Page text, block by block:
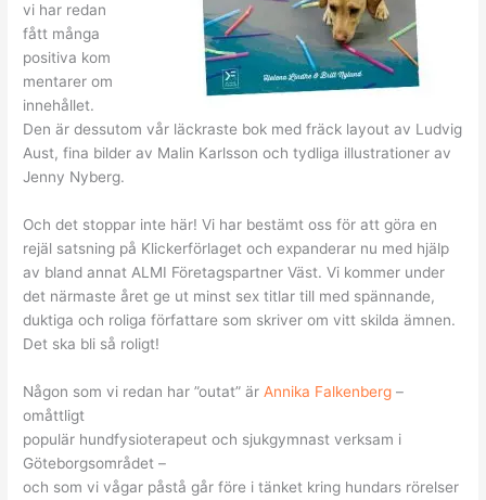
vi har redan
fått många
positiva kom
mentarer om
innehållet.
Den är dessutom vår läckraste bok med fräck layout av Ludvig
Aust, fina bilder av Malin Karlsson och tydliga illustrationer av
Jenny Nyberg.
Och det stoppar inte här! Vi har bestämt oss för att göra en
rejäl satsning på Klickerförlaget och expanderar nu med hjälp
av bland annat ALMI Företagspartner Väst. Vi kommer under
det närmaste året ge ut minst sex titlar till med spännande,
duktiga och roliga författare som skriver om vitt skilda ämnen.
Det ska bli så roligt!
Någon som vi redan har ”outat” är Annika Falkenberg –
omåttligt
populär hundfysioterapeut och sjukgymnast verksam i
Göteborgsområdet –
och som vi vågar påstå går före i tänket kring hundars rörelser